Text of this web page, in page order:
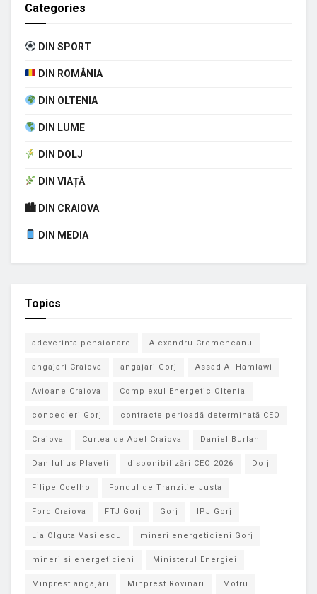
Categories
DIN SPORT
DIN ROMÂNIA
DIN OLTENIA
DIN LUME
DIN DOLJ
DIN VIAȚĂ
🏙 DIN CRAIOVA
DIN MEDIA
Topics
adeverinta pensionare Alexandru Cremeneanu
angajari Craiova angajari Gorj Assad Al-Hamlawi
Avioane Craiova Complexul Energetic Oltenia
concedieri Gorj contracte perioadă determinată CEO
Craiova Curtea de Apel Craiova Daniel Burlan
Dan Iulius Plaveti disponibilizări CEO 2026 Dolj
Filipe Coelho Fondul de Tranzitie Justa
Ford Craiova FTJ Gorj Gorj IPJ Gorj
Lia Olguta Vasilescu mineri energeticieni Gorj
mineri si energeticieni Ministerul Energiei
Minprest angajări Minprest Rovinari Motru